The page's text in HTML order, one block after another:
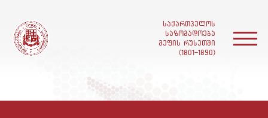
საქართველოს
საზოგადოება
მეფის რუსეთში
(1801-1890)
მთავარი